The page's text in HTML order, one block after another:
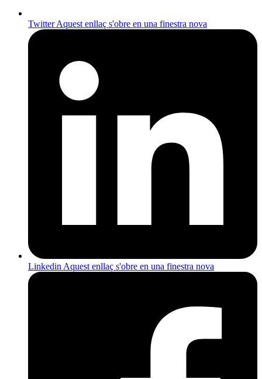
TwitterAquest enllaç s'obre en una finestra nova
Linkedin Aquest enllaç s'obre en una finestra nova